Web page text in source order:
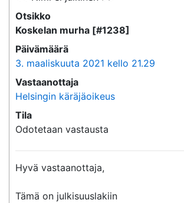
Otsikko
Koskelan murha [#1238]
Päivämäärä
3. maaliskuuta 2021 kello 21.29
Vastaanottaja
Helsingin käräjäoikeus
Tila
Odotetaan vastausta
Hyvä vastaanottaja,
Tämä on julkisuuslakiin